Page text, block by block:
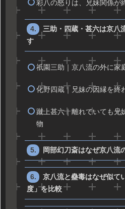
彩八の怒りは、兄妹関係が
三助・四蔵・甚六は京八
す
祇園三助｜京八流の外に家
化野四蔵｜兄妹の因縁を終
蹴上甚六｜離れていても兄
物
岡部幻刀斎はなぜ京八流
京八流と蠱毒はなぜ似て
度」を比較